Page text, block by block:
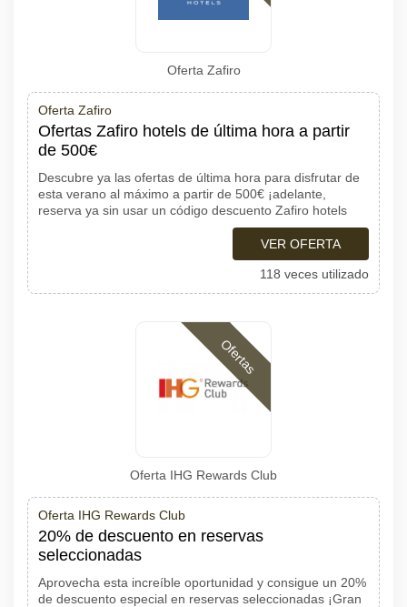
Oferta Zafiro
Oferta Zafiro
Ofertas Zafiro hotels de última hora a partir
de 500€
Descubre ya las ofertas de última hora para disfrutar de
esta verano al máximo a partir de 500€ ¡adelante,
reserva ya sin usar un código descuento Zafiro hotels
VER OFERTA
118 veces utilizado
Ofertas
Oferta IHG Rewards Club
Oferta IHG Rewards Club
20% de descuento en reservas
seleccionadas
Aprovecha esta increíble oportunidad y consigue un 20%
de descuento especial en reservas seleccionadas ¡Gran